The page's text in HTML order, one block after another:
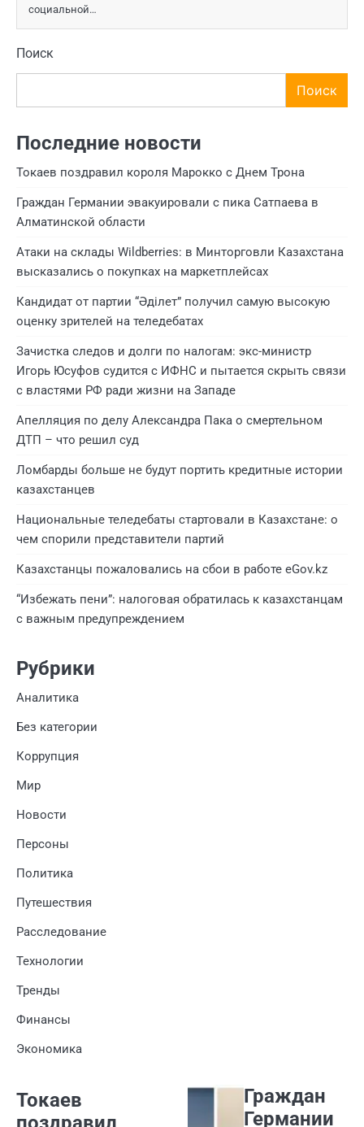
социальной…
Поиск
Поиск
Последние новости
Токаев поздравил короля Марокко с Днем Трона
Граждан Германии эвакуировали с пика Сатпаева в
Алматинской области
Атаки на склады Wildberries: в Минторговли Казахстана
высказались о покупках на маркетплейсах
Кандидат от партии “Әділет” получил самую высокую
оценку зрителей на теледебатах
Зачистка следов и долги по налогам: экс-министр
Игорь Юсуфов судится с ИФНС и пытается скрыть связи
с властями РФ ради жизни на Западе
Апелляция по делу Александра Пака о смертельном
ДТП – что решил суд
Ломбарды больше не будут портить кредитные истории
казахстанцев
Национальные теледебаты стартовали в Казахстане: о
чем спорили представители партий
Казахстанцы пожаловались на сбои в работе eGov.kz
“Избежать пени”: налоговая обратилась к казахстанцам
с важным предупреждением
Рубрики
Аналитика
Без категории
Коррупция
Мир
Новости
Персоны
Политика
Путешествия
Расследование
Технологии
Тренды
Финансы
Экономика
Токаев
Граждан
Германии